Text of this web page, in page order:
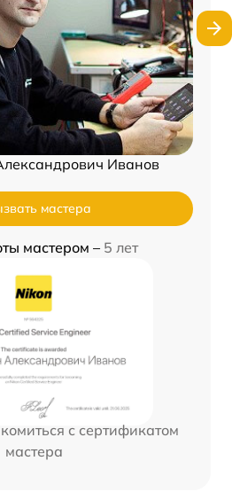
Иванов
мастера
мастером – 5 лет
с сертификатом
мастера